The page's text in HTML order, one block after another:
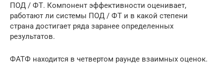
ПОД / ФТ. Компонент эффективности оценивает,
работают ли системы ПОД / ФТ и в какой степени
страна достигает ряда заранее определенных
результатов.
ФАТФ находится в четвертом раунде взаимных оценок.